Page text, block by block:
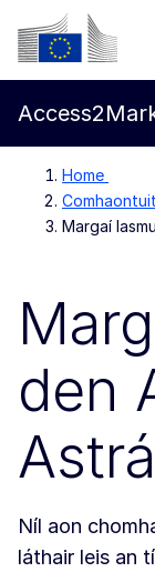
Chuig an
Coimisiún
Home
Margaí
den
Níl aon
láthair leis an